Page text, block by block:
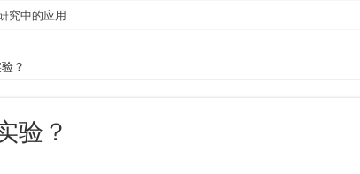
究中的应用
？
验？